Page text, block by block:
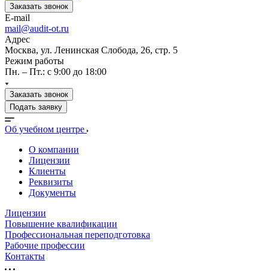
Заказать звонок
E-mail
mail@audit-ot.ru
Адрес
Москва, ул. Ленинская Слобода, 26, стр. 5
Режим работы
Пн. – Пт.: с 9:00 до 18:00
Заказать звонок
Подать заявку
Об учебном центре
О компании
Лицензии
Клиенты
Реквизиты
Документы
Лицензии
Повышение квалификации
Профессиональная переподготовка
Рабочие профессии
Контакты